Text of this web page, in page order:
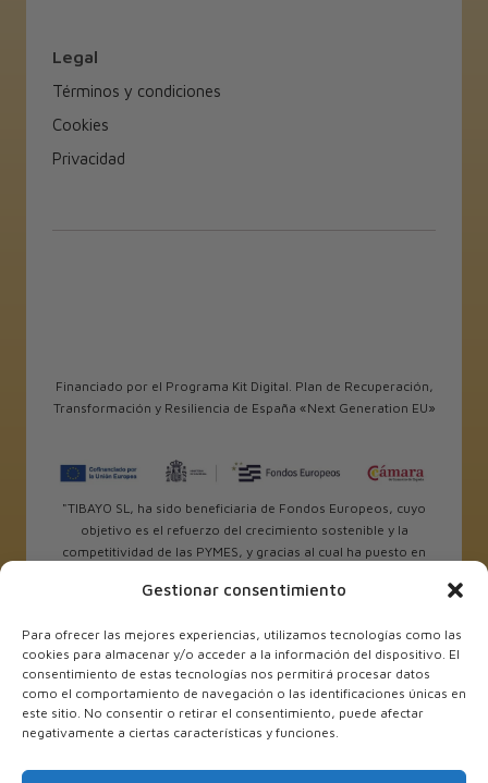
Gestionar consentimiento
Para ofrecer las mejores experiencias, utilizamos tecnologías como las
cookies para almacenar y/o acceder a la información del dispositivo. El
consentimiento de estas tecnologías nos permitirá procesar datos
como el comportamiento de navegación o las identificaciones únicas en
este sitio. No consentir o retirar el consentimiento, puede afectar
negativamente a ciertas características y funciones.
Legal
Términos y condiciones
Cookies
Privacidad
Financiado por el Programa Kit Digital. Plan de Recuperación,
Transformación y Resiliencia de España «Next Generation EU»
"TIBAYO SL, ha sido beneficiaria de Fondos Europeos, cuyo
objetivo es el refuerzo del crecimiento sostenible y la
competitividad de las PYMES, y gracias al cual ha puesto en
mejorar su posicionamiento competitivo en el exterior
Programa Xpande de la Cámara de Comercio de Alicante.
#EuropaSeSiente”
TIBAYO SL ha sido beneficiaria de Fondos Europeos, cuyo